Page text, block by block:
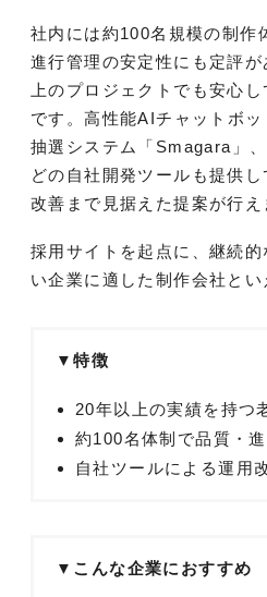
社内には約100名規模の制作
進行管理の安定性にも定評
上のプロジェクトでも安心
です。高性能AIチャットボ
抽選システム「Smagara」
どの自社開発ツールも提供
改善まで見据えた提案が行え
採用サイトを起点に、継続
い企業に適した制作会社とい
▼特徴
20年以上の実績を持つ
約100名体制で品質・
自社ツールによる運用
▼こんな企業におすすめ